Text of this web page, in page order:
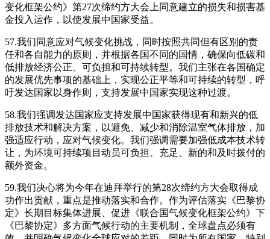
变化框架公约》第27次缔约方大会上同意建立的损失和损害基
金投入运作，以使发展中国家受益。
57.我们同意应对气候变化挑战，同时按照共同但有区别的责
任和各自能力的原则，并根据各国不同的国情，确保向低碳和
低排放经济公正、可负担和可持续转型。我们主张在各国确定
的发展优先事项的基础上，实现公正平等和可持续的转型，呼
吁发达国家以身作则，支持发展中国家实现这种过渡。
58.我们强调发达国家应支持发展中国家获得现有和新兴的低
排放技术和解决方案，以避免、减少和消除温室气体排放，加
强适应行动，应对气候变化。我们强调需要加强低成本技术转
让，为环境可持续项目动员可负担、充足、新的和及时拨付的
额外资金。
59.我们决心将为今年在迪拜举行的第28次缔约方大会取得成
功作出贡献，重点是推动落实和合作。作为评估落实《巴黎协
定》长期目标集体进展、促进《联合国气候变化框架公约》下
《巴黎协定》多方面气候行动的主要机制，全球盘点必须有